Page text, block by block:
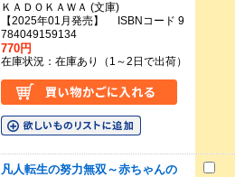
ＫＡＤＯＫＡＷＡ (文庫)
【2025年01月発売】 ISBNコード 9
784049159134
770円
在庫状況：在庫あり（1～2日で出荷）
凡人転生の努力無双～赤ちゃんの